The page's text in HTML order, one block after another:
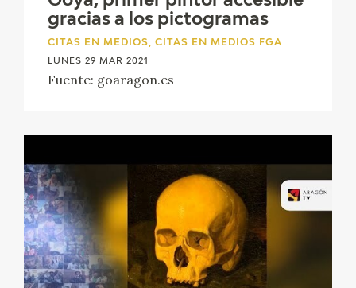
gracias a los pictogramas
CITAS EN MEDIOS, CITAS EN MEDIOS FGA
LUNES 29 MAR 2021
Fuente: goaragon.es